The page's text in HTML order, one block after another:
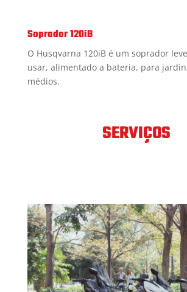
Soprador 120iB
O Husqvarna 120iB é um soprador
usar, alimentado a bateria, para
médios.
SERVIÇOS